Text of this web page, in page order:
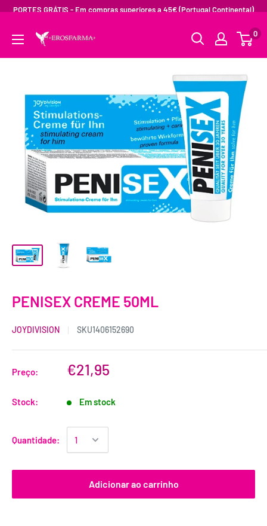
PORTES GRÁTIS - Em compras superiores a 45€ (Portugal Continental)
0
PENISEX CREME 50ML
JOYDIVISION SKU1406152690
Preço: €21,95
Stock: Em stock
Quantidade:
Adicionar ao carrinho